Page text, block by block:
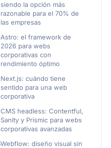
siendo la opción más
razonable para el 70% de
las empresas
Astro: el framework de
2026 para webs
corporativas con
rendimiento óptimo
Next.js: cuándo tiene
sentido para una web
corporativa
CMS headless: Contentful,
Sanity y Prismic para webs
corporativas avanzadas
Webflow: diseño visual sin